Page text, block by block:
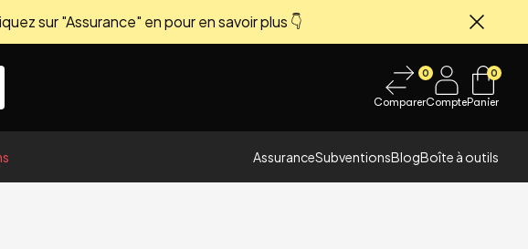
sur "Assurance" en pour en savoir plus 👇
0
ComparerCompte
0
Panier
AssuranceSubventionsBlogBoîte à outils